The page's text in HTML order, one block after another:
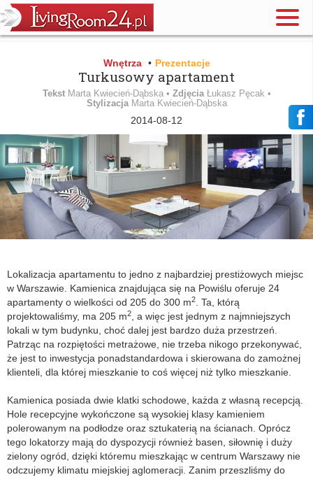
Wnętrza • Prezentacje
Turkusowy apartament
Tekst Marta Kwiecień-Dąbska • Zdjęcia Łukasz Pęcak •
Stylizacja Marta Kwiecień-Dąbska
2014-08-12
Lokalizacja apartamentu to jedno z najbardziej prestiżowych miejsc
w Warszawie. Kamienica znajdująca się na Powiślu oferuje 24
apartamenty o wielkości od 205 do 300 m2
. Ta, którą
projektowaliśmy, ma 205 m2
, a więc jest jednym z najmniejszych
lokali w tym budynku, choć dalej jest bardzo duża przestrzeń.
Patrząc na rozpiętości metrażowe, nie trzeba nikogo przekonywać,
że jest to inwestycja ponadstandardowa i skierowana do zamożnej
klienteli, dla której mieszkanie to coś więcej niż tylko mieszkanie.
Kamienica posiada dwie klatki schodowe, każda z własną recepcją.
Hole recepcyjne wykończone są wysokiej klasy kamieniem
polerowanym na podłodze oraz sztukaterią na ścianach. Oprócz
tego lokatorzy mają do dyspozycji również basen, siłownię i duży
zielony ogród, dzięki któremu mieszkając w centrum Warszawy nie
odczujemy klimatu miejskiej aglomeracji. Zanim przeszliśmy do